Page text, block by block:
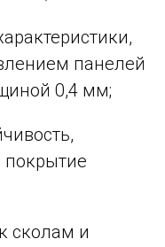
панелей
0,4 мм;
покрытие
сколам и